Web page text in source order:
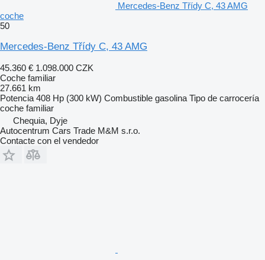
Mercedes-Benz Třídy C, 43 AMG
coche
50
Mercedes-Benz Třídy C, 43 AMG
45.360 € 1.098.000 CZK
Coche familiar
27.661 km
Potencia 408 Hp (300 kW) Combustible gasolina Tipo de carrocería
coche familiar
Chequia, Dyje
Autocentrum Cars Trade M&M s.r.o.
Contacte con el vendedor